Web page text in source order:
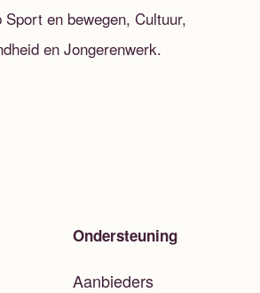
Sport en bewegen, Cultuur,
en Jongerenwerk.
Ondersteuning
Aanbieders